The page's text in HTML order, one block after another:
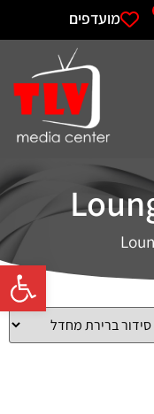
פתח
מועדפים